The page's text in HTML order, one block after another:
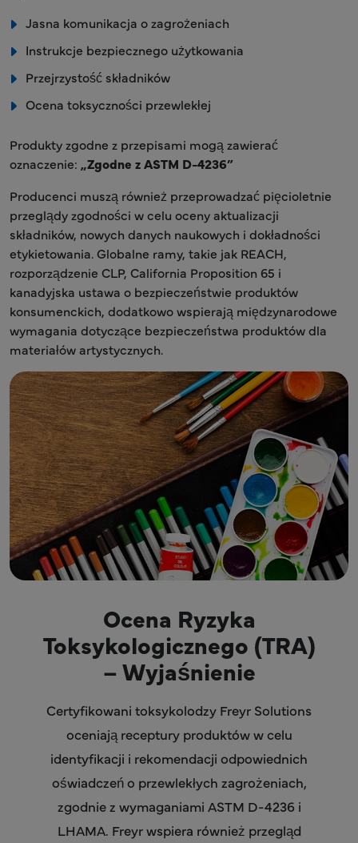
Jasna komunikacja o zagrożeniach
Instrukcje bezpiecznego użytkowania
Przejrzystość składników
Ocena toksyczności przewlekłej
Produkty zgodne z przepisami mogą zawierać
oznaczenie: „Zgodne z ASTM D-4236”
Producenci muszą również przeprowadzać pięcioletnie
przeglądy zgodności w celu oceny aktualizacji
składników, nowych danych naukowych i dokładności
etykietowania. Globalne ramy, takie jak REACH,
rozporządzenie CLP, California Proposition 65 i
kanadyjska ustawa o bezpieczeństwie produktów
konsumenckich, dodatkowo wspierają międzynarodowe
wymagania dotyczące bezpieczeństwa produktów dla
materiałów artystycznych.
Ocena Ryzyka
Toksykologicznego (TRA)
– Wyjaśnienie
Certyfikowani toksykolodzy Freyr Solutions
oceniają receptury produktów w celu
identyfikacji i rekomendacji odpowiednich
oświadczeń o przewlekłych zagrożeniach,
zgodnie z wymaganiami ASTM D-4236 i
LHAMA. Freyr wspiera również przegląd